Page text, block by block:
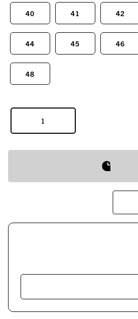
40 41 42
44 45 46
48